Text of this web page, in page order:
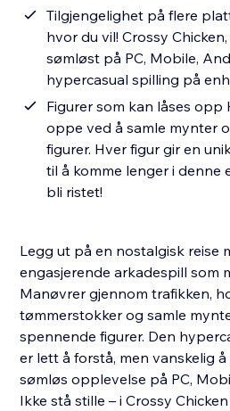
Tilgjengelighet på flere
hvor du vil! Crossy
sømløst på PC, Mobile,
hypercasual spilling på
Figurer som kan låses
oppe ved å samle mynter
figurer. Hver figur gir en
til å komme lenger i denne
bli ristet!
Legg ut på en nostalgisk reise
engasjerende arkadespill som
Manøvrer gjennom trafikken,
tømmerstokker og samle
spennende figurer. Den
er lett å forstå, men vanskelig
sømløs opplevelse på PC,
Ikke stå stille – i Crossy